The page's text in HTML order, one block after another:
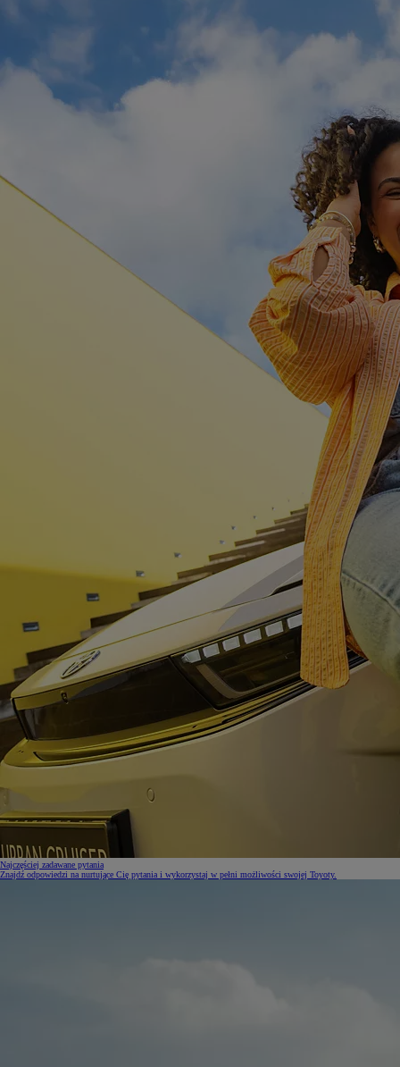
Najczęściej zadawane pytania
Znajdź odpowiedzi na nurtujące Cię pytania i wykorzystaj w pełni możliwości swojej Toyoty.